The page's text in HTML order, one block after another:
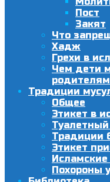
Пост
Закят
Что
Хадж
Грехи в
Чем дети
Традиции
Общее
Этикет в
Традиции
Этикет
Похороны